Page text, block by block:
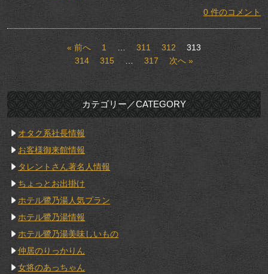
0 件のコメント
« 前へ 1 … 311 312
313
314
315 … 317 次へ »
カテゴリー／CATEGORY
オタク系社長情報
お客様御来館情報
タレントさん著名人情報
ちょっとお出掛け
ホテル鷺乃湯人気プラン
ホテル鷺乃湯情報
ホテル鷺乃湯美味しいもの
仲居のりっかりん
女将のあっちゃん